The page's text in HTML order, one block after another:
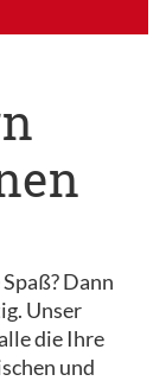
Dann
Unser
die Ihre
und